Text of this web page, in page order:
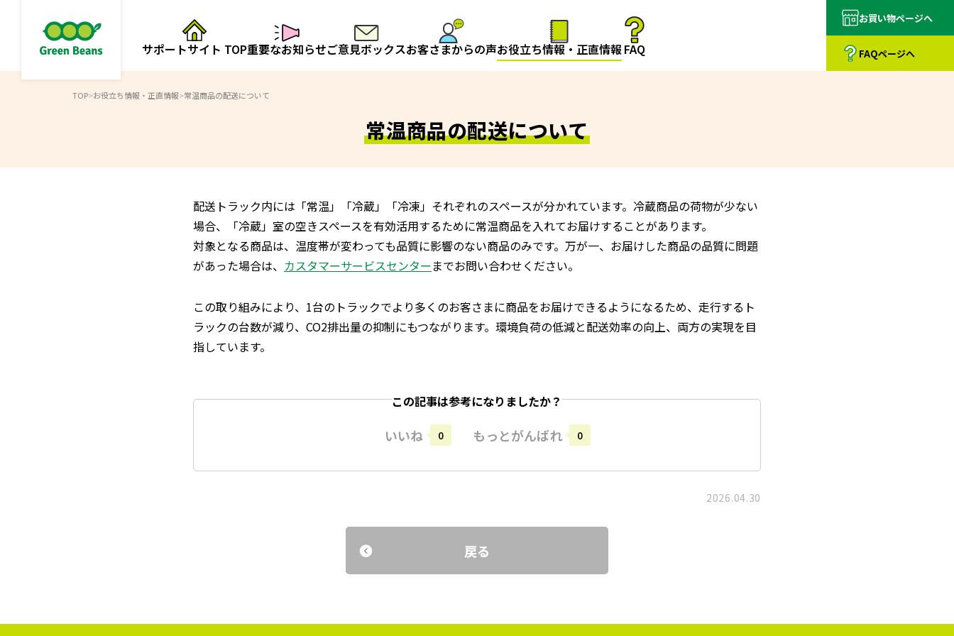
サポートサイト TOP重要なお知らせご意見ボックスお客さまからの声お役立ち情報・正直情報FAQ
お買い物ページへ
FAQページへ
TOP>お役立ち情報・正直情報>常温商品の配送について
常温商品の配送について
配送トラック内には「常温」「冷蔵」「冷凍」それぞれのスペースが分かれています。冷蔵商品の荷物が少ない
場合、「冷蔵」室の空きスペースを有効活用するために常温商品を入れてお届けすることがあります。
対象となる商品は、温度帯が変わっても品質に影響のない商品のみです。万が一、お届けした商品の品質に問題
があった場合は、 カスタマーサービスセンター までお問い合わせください。
この取り組みにより、1台のトラックでより多くのお客さまに商品をお届けできるようになるため、走行するト
ラックの台数が減り、CO2排出量の抑制にもつながります。環境負荷の低減と配送効率の向上、両方の実現を目
指しています。
この記事は参考になりましたか？
いいね 0 もっとがんばれ 0
2026.04.30
戻る